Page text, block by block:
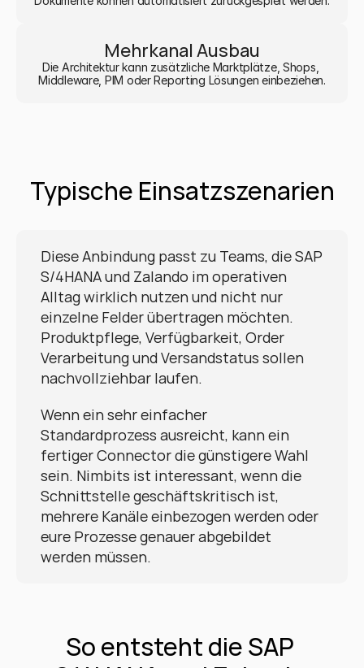
Mehrkanal Ausbau
Die Architektur kann zusätzliche Marktplätze, Shops,
Middleware, PIM oder Reporting Lösungen einbeziehen.
Typische Einsatzszenarien
Diese Anbindung passt zu Teams, die SAP
S/4HANA und Zalando im operativen
Alltag wirklich nutzen und nicht nur
einzelne Felder übertragen möchten.
Produktpflege, Verfügbarkeit, Order
Verarbeitung und Versandstatus sollen
nachvollziehbar laufen.
Wenn ein sehr einfacher
Standardprozess ausreicht, kann ein
fertiger Connector die günstigere Wahl
sein. Nimbits ist interessant, wenn die
Schnittstelle geschäftskritisch ist,
mehrere Kanäle einbezogen werden oder
eure Prozesse genauer abgebildet
werden müssen.
So entsteht die SAP